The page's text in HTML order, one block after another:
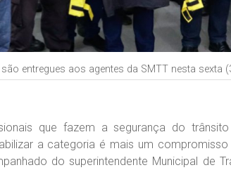
entregues aos agentes da SMTT nesta sexta
que fazem a segurança do
a categoria é mais um
do superintendente Municipal de